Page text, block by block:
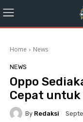
Home News
NEWS
Oppo
Cepat untuk
By Redaksi